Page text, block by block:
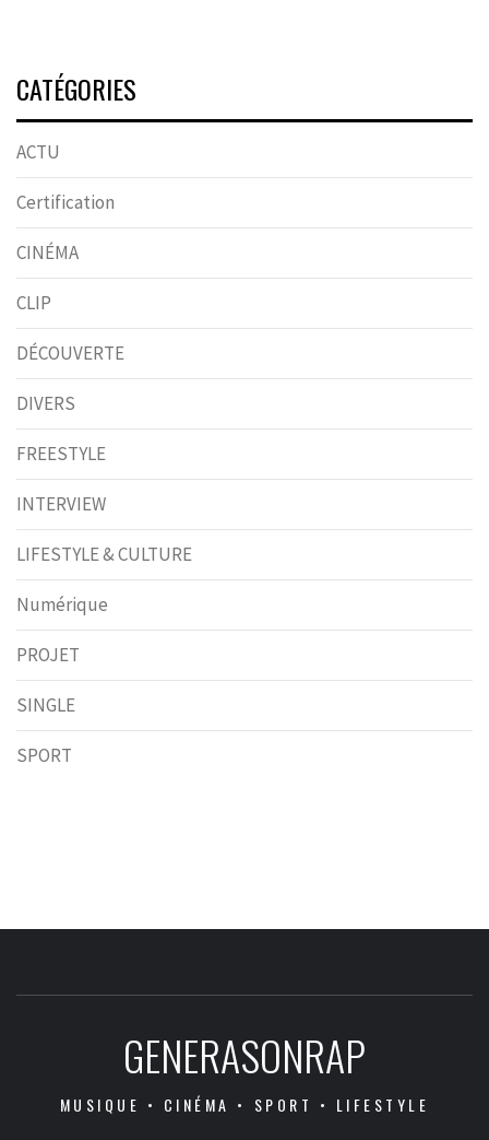
CATÉGORIES
ACTU
Certification
CINÉMA
CLIP
DÉCOUVERTE
DIVERS
FREESTYLE
INTERVIEW
LIFESTYLE & CULTURE
Numérique
PROJET
SINGLE
SPORT
GENERASONRAP
MUSIQUE • CINÉMA • SPORT • LIFESTYLE